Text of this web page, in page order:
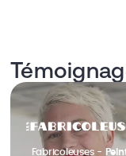
Fabricoleuses -